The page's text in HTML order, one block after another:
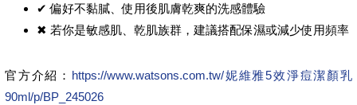
✔ 偏好不黏膩、使用後肌膚乾爽的洗感體驗
✖ 若你是敏感肌、乾肌族群，建議搭配保濕或減少使用頻率
官方介紹： https://www.watsons.com.tw/妮維雅5效淨痘潔顏乳
90ml/p/BP_245026